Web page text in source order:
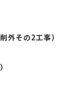
外その2工事）